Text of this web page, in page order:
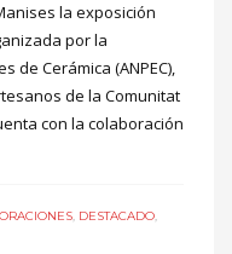
la exposición
por la
de Cerámica (ANPEC),
de la Comunitat
con la colaboración
, DESTACADO,